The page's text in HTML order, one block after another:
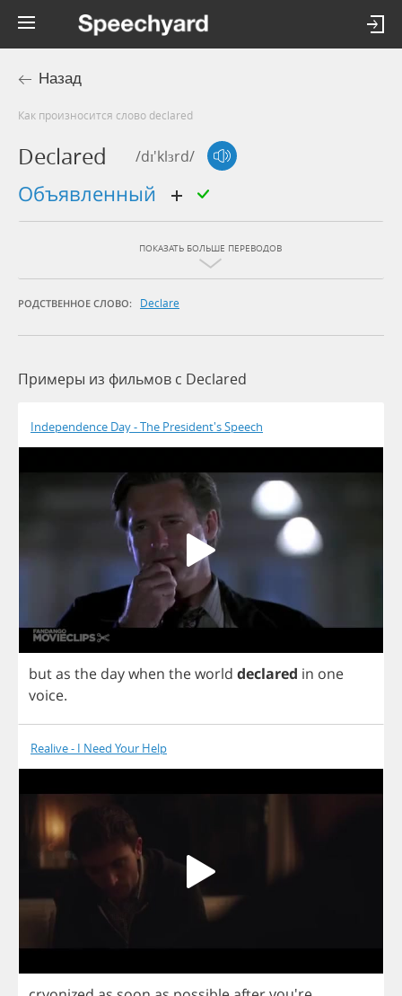
Назад
Как произносится слово declared
Declared /dɪ'klɜrd/
объявленный
ПОКАЗАТЬ БОЛЬШЕ ПЕРЕВОДОВ
РОДСТВЕННОЕ СЛОВО: Declare
Примеры из фильмов c Declared
Independence Day - The President's Speech
butas the daywhen theworld declared in one
voice.
Realive - I Need Your Help